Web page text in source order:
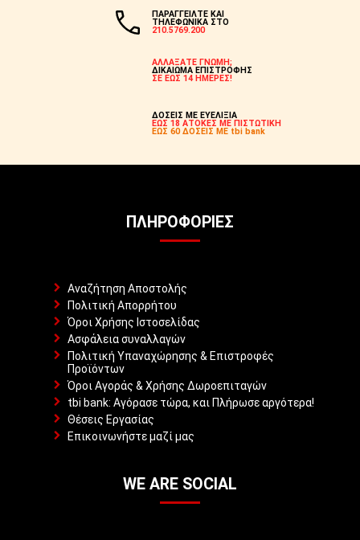
ΠΑΡΑΓΓΕΙΛΤΕ ΚΑΙ
ΤΗΛΕΦΩΝΙΚΑ ΣΤΟ
210.5769.200
ΑΛΛΑΞΑΤΕ ΓΝΩΜΗ;
ΔΙΚΑΙΩΜΑ ΕΠΙΣΤΡΟΦΗΣ
ΣΕ ΕΩΣ 14 ΗΜΕΡΕΣ!
ΔΟΣΕΙΣ ΜΕ ΕΥΕΛΙΞΙΑ
ΕΩΣ 18 ΑΤΟΚΕΣ ΜΕ ΠΙΣΤΩΤΙΚΗ
ΕΩΣ 60 ΔΟΣΕΙΣ ΜΕ tbi bank
ΠΛΗΡΟΦΟΡΊΕΣ
Αναζήτηση Αποστολής
Πολιτική Απορρήτου
Όροι Χρήσης Ιστοσελίδας
Ασφάλεια συναλλαγών
Πολιτική Υπαναχώρησης & Επιστροφές
Προϊόντων
Όροι Αγοράς & Χρήσης Δωροεπιταγών
tbi bank: Αγόρασε τώρα, και Πλήρωσε αργότερα!
Θέσεις Εργασίας
Επικοινωνήστε μαζί μας
WE ARE SOCIAL